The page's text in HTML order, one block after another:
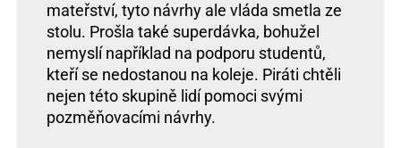
mateřství, tyto návrhy ale vláda smetla ze
stolu. Prošla také superdávka, bohužel
nemyslí například na podporu studentů,
kteří se nedostanou na koleje. Piráti chtěli
nejen této skupině lidí pomoci svými
pozměňovacími návrhy.